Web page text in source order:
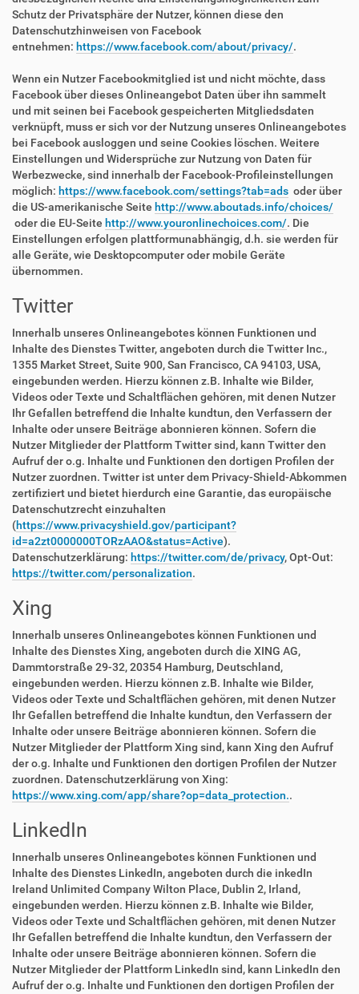
Schutz der Privatsphäre der Nutzer, können diese den
Datenschutzhinweisen von Facebook
entnehmen: https://www.facebook.com/about/privacy/.
Wenn ein Nutzer Facebookmitglied ist und nicht möchte, dass
Facebook über dieses Onlineangebot Daten über ihn sammelt
und mit seinen bei Facebook gespeicherten Mitgliedsdaten
verknüpft, muss er sich vor der Nutzung unseres Onlineangebotes
bei Facebook ausloggen und seine Cookies löschen. Weitere
Einstellungen und Widersprüche zur Nutzung von Daten für
Werbezwecke, sind innerhalb der Facebook-Profileinstellungen
möglich: https://www.facebook.com/settings?tab=ads oder über
die US-amerikanische Seite http://www.aboutads.info/choices/
oder die EU-Seite http://www.youronlinechoices.com/. Die
Einstellungen erfolgen plattformunabhängig, d.h. sie werden für
alle Geräte, wie Desktopcomputer oder mobile Geräte
übernommen.
Twitter
Innerhalb unseres Onlineangebotes können Funktionen und
Inhalte des Dienstes Twitter, angeboten durch die Twitter Inc.,
1355 Market Street, Suite 900, San Francisco, CA 94103, USA,
eingebunden werden. Hierzu können z.B. Inhalte wie Bilder,
Videos oder Texte und Schaltflächen gehören, mit denen Nutzer
Ihr Gefallen betreffend die Inhalte kundtun, den Verfassern der
Inhalte oder unsere Beiträge abonnieren können. Sofern die
Nutzer Mitglieder der Plattform Twitter sind, kann Twitter den
Aufruf der o.g. Inhalte und Funktionen den dortigen Profilen der
Nutzer zuordnen. Twitter ist unter dem Privacy-Shield-Abkommen
zertifiziert und bietet hierdurch eine Garantie, das europäische
Datenschutzrecht einzuhalten
(https://www.privacyshield.gov/participant?
id=a2zt0000000TORzAAO&status=Active).
Datenschutzerklärung: https://twitter.com/de/privacy, Opt-Out:
https://twitter.com/personalization.
Xing
Innerhalb unseres Onlineangebotes können Funktionen und
Inhalte des Dienstes Xing, angeboten durch die XING AG,
Dammtorstraße 29-32, 20354 Hamburg, Deutschland,
eingebunden werden. Hierzu können z.B. Inhalte wie Bilder,
Videos oder Texte und Schaltflächen gehören, mit denen Nutzer
Ihr Gefallen betreffend die Inhalte kundtun, den Verfassern der
Inhalte oder unsere Beiträge abonnieren können. Sofern die
Nutzer Mitglieder der Plattform Xing sind, kann Xing den Aufruf
der o.g. Inhalte und Funktionen den dortigen Profilen der Nutzer
zuordnen. Datenschutzerklärung von Xing:
https://www.xing.com/app/share?op=data_protection..
LinkedIn
Innerhalb unseres Onlineangebotes können Funktionen und
Inhalte des Dienstes LinkedIn, angeboten durch die inkedIn
Ireland Unlimited Company Wilton Place, Dublin 2, Irland,
eingebunden werden. Hierzu können z.B. Inhalte wie Bilder,
Videos oder Texte und Schaltflächen gehören, mit denen Nutzer
Ihr Gefallen betreffend die Inhalte kundtun, den Verfassern der
Inhalte oder unsere Beiträge abonnieren können. Sofern die
Nutzer Mitglieder der Plattform LinkedIn sind, kann LinkedIn den
Aufruf der o.g. Inhalte und Funktionen den dortigen Profilen der